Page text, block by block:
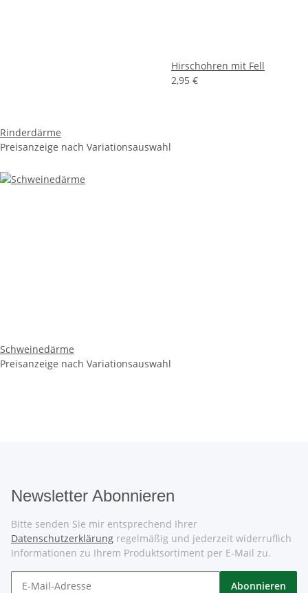
Rinderdärme
Preisanzeige nach Variationsauswahl
Hirschohren mit Fell
2,95 €
Schweinedärme
Preisanzeige nach Variationsauswahl
Newsletter Abonnieren
Bitte senden Sie mir entsprechend Ihrer
Datenschutzerklärung regelmäßig und jederzeit widerruflich
Informationen zu Ihrem Produktsortiment per E-Mail zu.
Abonnieren